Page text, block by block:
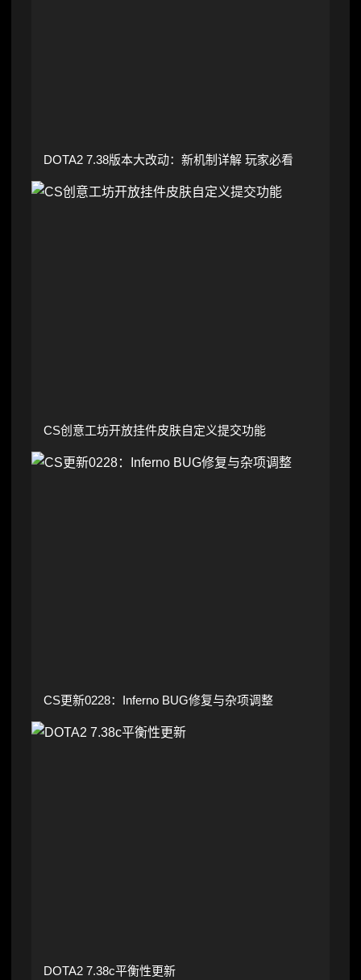
DOTA2 7.38版本大改动：新机制详解 玩家必看
CS创意工坊开放挂件皮肤自定义提交功能
CS更新0228：Inferno BUG修复与杂项调整
DOTA2 7.38c平衡性更新